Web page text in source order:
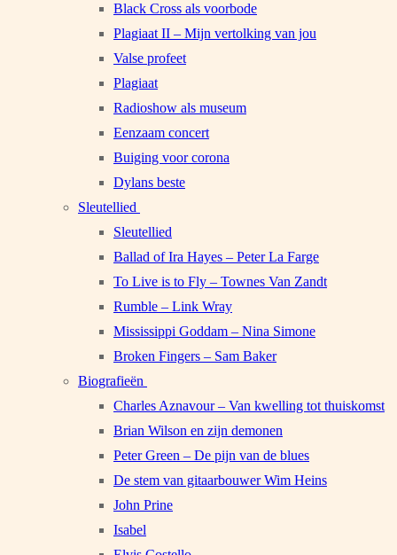
Black Cross als voorbode
Plagiaat II – Mijn vertolking van jou
Valse profeet
Plagiaat
Radioshow als museum
Eenzaam concert
Buiging voor corona
Dylans beste
Sleutellied
Sleutellied
Ballad of Ira Hayes – Peter La Farge
To Live is to Fly – Townes Van Zandt
Rumble – Link Wray
Mississippi Goddam – Nina Simone
Broken Fingers – Sam Baker
Biografieën
Charles Aznavour – Van kwelling tot thuiskomst
Brian Wilson en zijn demonen
Peter Green – De pijn van de blues
De stem van gitaarbouwer Wim Heins
John Prine
Isabel